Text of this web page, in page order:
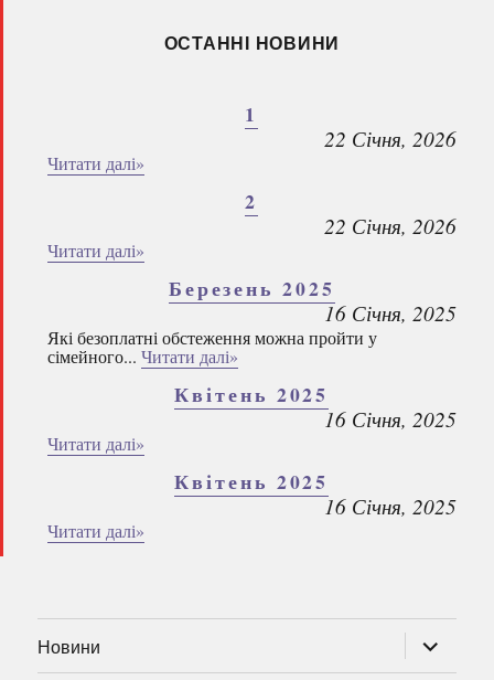
ОСТАННІ НОВИНИ
1
22 Січня, 2026
Читати далі»
2
22 Січня, 2026
Читати далі»
Березень 2025
16 Січня, 2025
Які безоплатні обстеження можна пройти у
сімейного... Читати далі»
Квітень 2025
16 Січня, 2025
Читати далі»
Квітень 2025
16 Січня, 2025
Читати далі»
Новини
підменю